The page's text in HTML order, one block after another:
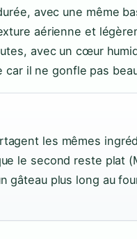
avec une même
aérienne et
avec un cœur
car il ne gonfle pas
les mêmes
le second reste plat
gâteau plus long au